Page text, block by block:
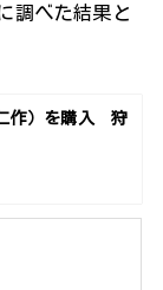
調べた結果と
作）を購入 狩